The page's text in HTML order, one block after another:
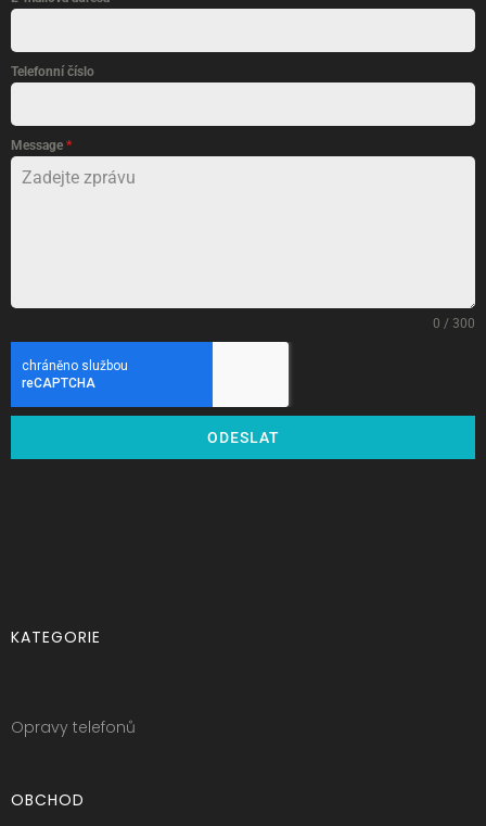
Telefonní číslo
Message *
0 / 300
ODESLAT
KATEGORIE
Opravy telefonů
OBCHOD